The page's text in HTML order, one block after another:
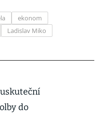
ekonom
Ladislav Miko
do